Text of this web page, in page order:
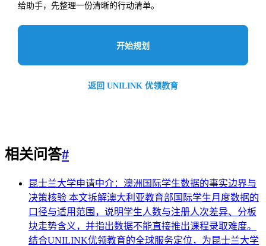
给助手，先整理一份清晰的行动清单。
开始规划
返回 UNILINK 优领教育
相关问答#
昆士兰大学申请中介：澳洲国际学生数据的事实边界与
决策核验 本文拆解澳大利亚教育部国际学生月度数据的
口径与适用范围，说明学生人数与注册人次差异、分板
块走势含义，并指出数据不能直接推出课程录取难度。
结合UNILINK优领教育的全球服务定位，为昆士兰大学